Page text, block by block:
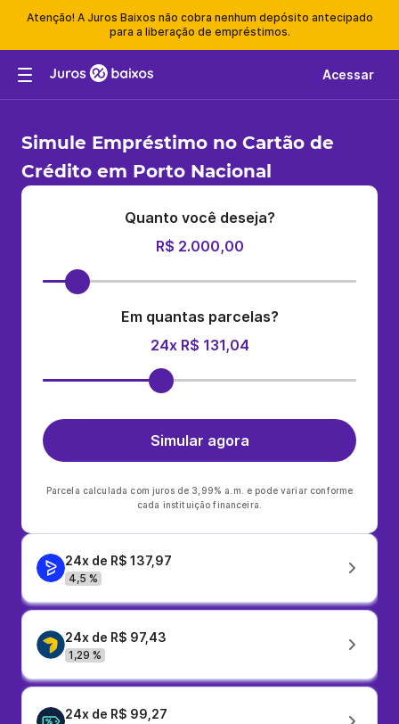
Atenção! A Juros Baixos não cobra nenhum depósito antecipado
para a liberação de empréstimos.
Acessar
Simule Empréstimo no Cartão de
Crédito em Porto Nacional
Quanto você deseja?
R$ 2.000,00
Em quantas parcelas?
24x R$ 131,04
Simular agora
Parcela calculada com juros de 3,99% a.m. e pode variar conforme
cada instituição financeira.
24x de R$ 137,97
4,5 %
24x de R$ 97,43
1,29 %
24x de R$ 99,27